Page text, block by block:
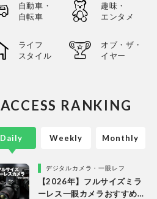
自動車・
自転車
趣味・
エンタメ
ライフ
スタイル
オブ・ザ・
イヤー
ACCESS RANKING
Daily
デジタルカメラ・一眼レフ
【2026年】フルサイズミラ
ーレス一眼カメラおすすめ
Weekly Monthly